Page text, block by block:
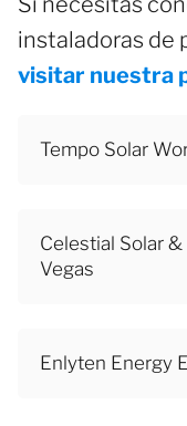
instaladoras de
visitar nuestra
Tempo Solar
Celestial Solar
Vegas
Enlyten Energy